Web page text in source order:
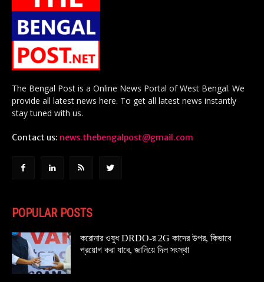
The Bengal Post is a Online News Portal of West Bengal. We
provide all latest news here. To get all latest news instantly
stay tuned with us.
Contact us: news.thebengalpost@gmail.com
POPULAR POSTS
করোনার ওষুধ DRDO-র 2G কাদের উপর, কিভাবে
প্রয়োগ করা যাবে, জানিয়ে দিল সংস্থা